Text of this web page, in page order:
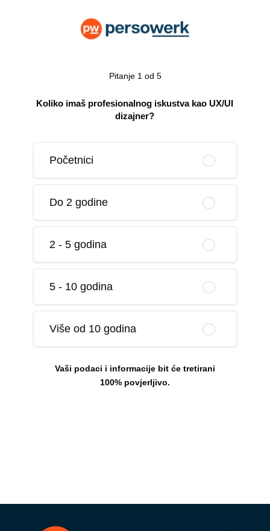
Pitanje 1 od 5
Koliko imaš profesionalnog iskustva kao UX/UI
dizajner?
Početnici
Do 2 godine
2 - 5 godina
5 - 10 godina
Više od 10 godina
Vaši podaci i informacije bit će tretirani
100% povjerljivo.